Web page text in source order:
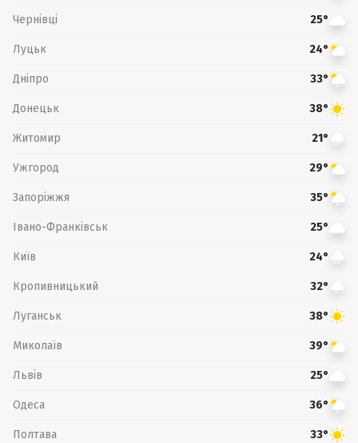
Чернівці 25°
Луцьк 24°
Дніпро 33°
Донецьк 38°
Житомир 21°
Ужгород 29°
Запоріжжя 35°
Івано-Франківськ 25°
Київ 24°
Кропивницький 32°
Луганськ 38°
Миколаїв 39°
Львів 25°
Одеса 36°
Полтава 33°